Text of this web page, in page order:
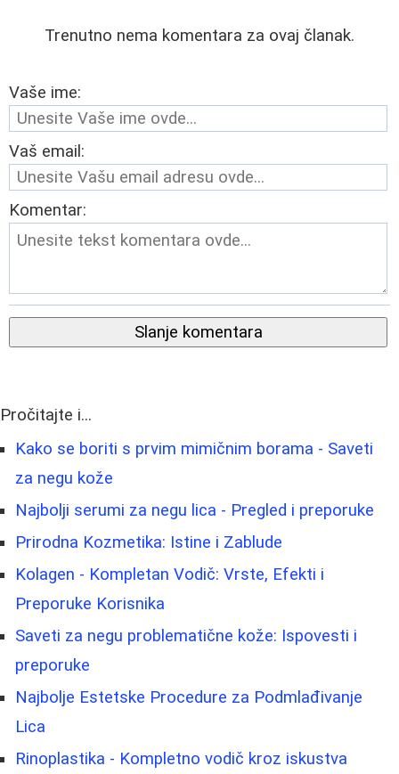
Trenutno nema komentara za ovaj članak.
Vaše ime:
Vaš email:
Komentar:
Slanje komentara
Pročitajte i...
Kako se boriti s prvim mimičnim borama - Saveti
za negu kože
Najbolji serumi za negu lica - Pregled i preporuke
Prirodna Kozmetika: Istine i Zablude
Kolagen - Kompletan Vodič: Vrste, Efekti i
Preporuke Korisnika
Saveti za negu problematične kože: Ispovesti i
preporuke
Najbolje Estetske Procedure za Podmlađivanje
Lica
Rinoplastika - Kompletno vodič kroz iskustva